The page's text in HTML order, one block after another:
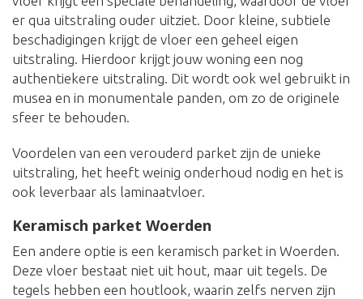
er qua uitstraling ouder uitziet. Door kleine, subtiele
beschadigingen krijgt de vloer een geheel eigen
uitstraling. Hierdoor krijgt jouw woning een nog
authentiekere uitstraling. Dit wordt ook wel gebruikt in
musea en in monumentale panden, om zo de originele
sfeer te behouden.
Voordelen van een verouderd parket zijn de unieke
uitstraling, het heeft weinig onderhoud nodig en het is
ook leverbaar als laminaatvloer.
Keramisch parket Woerden
Een andere optie is een keramisch parket in Woerden.
Deze vloer bestaat niet uit hout, maar uit tegels. De
tegels hebben een houtlook, waarin zelfs nerven zijn